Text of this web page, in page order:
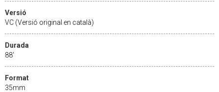
Versió
VC (Versió original en català)
Durada
88'
Format
35mm